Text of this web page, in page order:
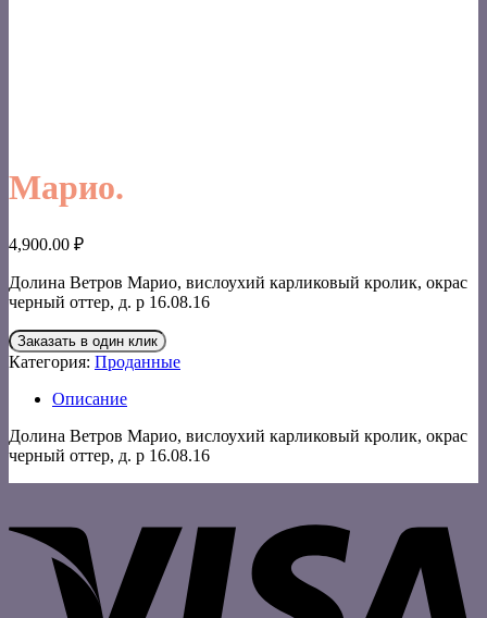
Марио.
4,900.00 ₽
Долина Ветров Марио, вислоухий карликовый кролик, окрас
черный оттер, д. р 16.08.16
Заказать в один клик
Категория: Проданные
Описание
Долина Ветров Марио, вислоухий карликовый кролик, окрас
черный оттер, д. р 16.08.16